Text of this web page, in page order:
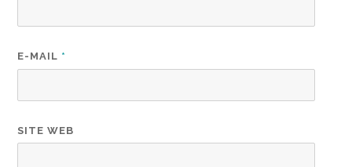
E-MAIL *
SITE WEB